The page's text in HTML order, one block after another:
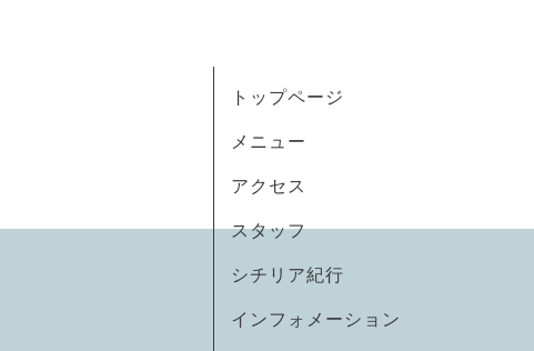
トップページ
メニュー
アクセス
スタッフ
シチリア紀行
インフォメーション